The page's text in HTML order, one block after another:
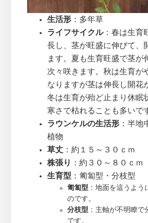
生活形：多年草
ライフサイクル：春は生育
長し、茎が旺盛に伸びて、
ます。夏も生育旺盛で茎が
次々咲きます。秋は生育が
なりますが茎は伸長し開花
冬は生育が殆ど止まり休眠
寒さで枯れることも多いで
ラウンケルの生活形：半地
植物
草丈：約１５～３０ｃｍ
株張り
：約３０～８０ｃｍ
生育型 ：匍匐型・分枝型
匍匐型 ：地面を這うよう
のです。
分枝型 ：主軸が不明瞭で
です。